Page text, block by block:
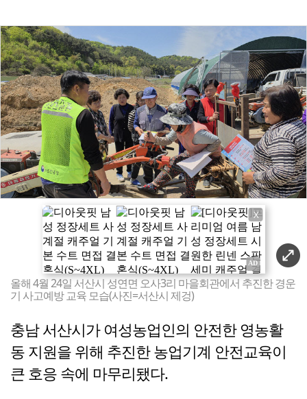
X
올해 4월 24일 서산시 성연면 오사3리 마을회관에서 추진한 경운
기 사고예방 교육 모습(사진=서산시 제겅)
충남 서산시가 여성농업인의 안전한 영농활
동 지원을 위해 추진한 농업기계 안전교육이
큰 호응 속에 마무리됐다.